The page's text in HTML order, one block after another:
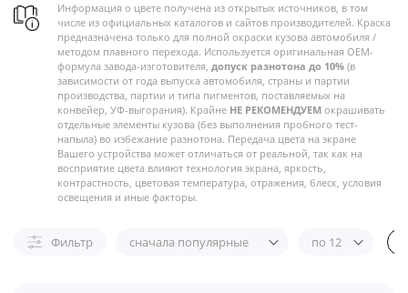
Информация о цвете получена из открытых источников, в том
числе из официальных каталогов и сайтов производителей. Краска
предназначена только для полной окраски кузова автомобиля /
методом плавного перехода. Используется оригинальная OEM-
формула завода-изготовителя, допуск разнотона до 10% (в
зависимости от года выпуска автомобиля, страны и партии
производства, партии и типа пигментов, поставляемых на
конвейер, УФ-выгорания). Крайне НЕ РЕКОМЕНДУЕМ окрашивать
отдельные элементы кузова (без выполнения пробного тест-
напыла) во избежание разнотона. Передача цвета на экране
Вашего устройства может отличаться от реальной, так как на
восприятие цвета влияют технология экрана, яркость,
контрастность, цветовая температура, отражения, блеск, условия
освещения и иные факторы.
Фильтр сначала популярные по 12